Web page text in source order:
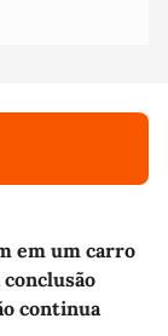
em um carro
continua